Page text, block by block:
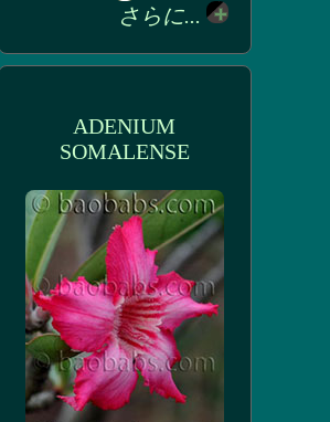
さらに...
ADENIUM
SOMALENSE